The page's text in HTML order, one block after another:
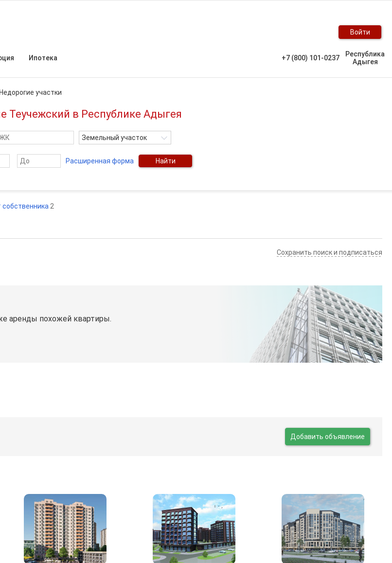
Войти
Ипотека +7 (800) 101-0237
Республика
Адыгея
Недорогие участки
Теучежский в Республике Адыгея
Земельный участок
Расширенная форма Найти
собственника 2
Сохранить поиск и подписаться
аренды похожей квартиры.
Добавить объявление